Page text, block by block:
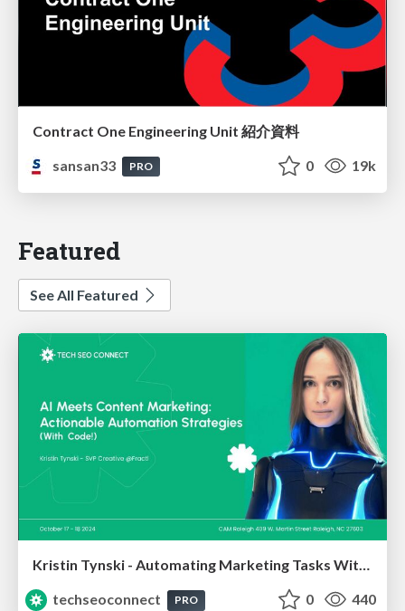
Contract One Engineering Unit 紹介資料
sansan33
PRO 0 19k
Featured
See All Featured
Kristin Tynski - Automating Marketing Tasks With AI
techseoconnect
PRO 0 440